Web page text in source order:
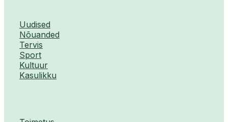
Uudised
Nõuanded
Tervis
Sport
Kultuur
Kasulikku